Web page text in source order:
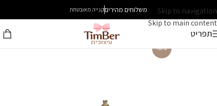
Skip to navigation
Skip to main content
משלוחים מהיריםקנייה מאובטחת
תפריט
-30%